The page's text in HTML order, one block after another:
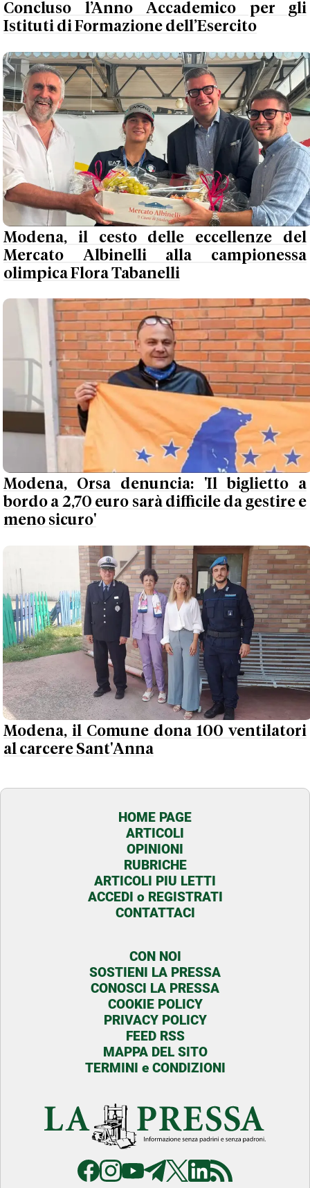
Concluso l’Anno Accademico per gli
Istituti di Formazione dell’Esercito
Modena, il cesto delle eccellenze del
Mercato Albinelli alla campionessa
olimpica Flora Tabanelli
Modena, Orsa denuncia: 'Il biglietto a
bordo a 2,70 euro sarà difficile da gestire e
meno sicuro'
Modena, il Comune dona 100 ventilatori
al carcere Sant'Anna
HOME PAGE
ARTICOLI
OPINIONI
RUBRICHE
ARTICOLI PIU LETTI
ACCEDI o REGISTRATI
CONTATTACI
CON NOI
SOSTIENI LA PRESSA
CONOSCI LA PRESSA
COOKIE POLICY
PRIVACY POLICY
FEED RSS
MAPPA DEL SITO
TERMINI e CONDIZIONI